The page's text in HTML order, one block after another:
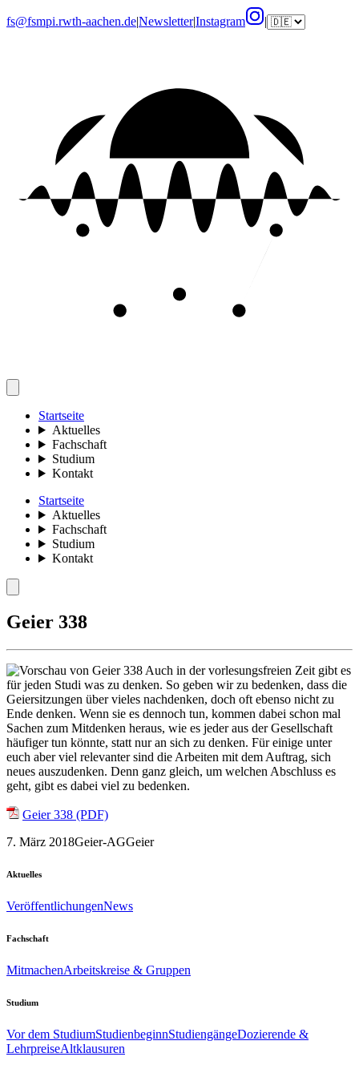
fs@fsmpi.rwth-aachen.de|Newsletter|Instagram |
Startseite
Aktuelles
Fachschaft
Studium
Kontakt
Startseite
Aktuelles
Fachschaft
Studium
Kontakt
Geier 338
Auch in der vorlesungsfreien Zeit gibt es
für jeden Studi was zu denken. So geben wir zu bedenken, dass die
Geiersitzungen über vieles nachdenken, doch oft ebenso nicht zu
Ende denken. Wenn sie es dennoch tun, kommen dabei schon mal
Sachen zum Mitdenken heraus, wie es jeder aus der Gesellschaft
häufiger tun könnte, statt nur an sich zu denken. Für einige unter
euch aber viel relevanter sind die Arbeiten mit dem Auftrag, sich
neues auszudenken. Denn ganz gleich, um welchen Abschluss es
geht, gibt es dabei viel zu bedenken.
Geier 338 (PDF)
7. März 2018Geier-AGGeier
Aktuelles
VeröffentlichungenNews
Fachschaft
MitmachenArbeitskreise & Gruppen
Studium
Vor dem StudiumStudienbeginnStudiengängeDozierende &
LehrpreiseAltklausuren